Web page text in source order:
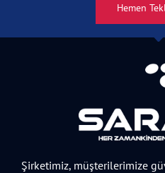
Hemen
Şirketimiz, müşterilerimize